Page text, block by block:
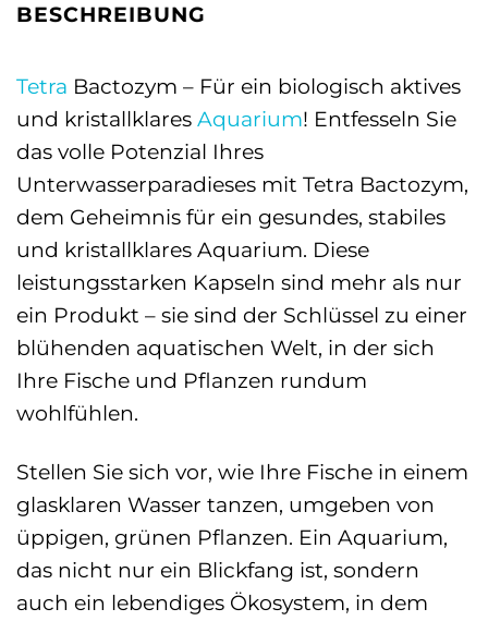
BESCHREIBUNG
Tetra Bactozym – Für ein biologisch aktives
und kristallklares Aquarium! Entfesseln Sie
das volle Potenzial Ihres
Unterwasserparadieses mit Tetra Bactozym,
dem Geheimnis für ein gesundes, stabiles
und kristallklares Aquarium. Diese
leistungsstarken Kapseln sind mehr als nur
ein Produkt – sie sind der Schlüssel zu einer
blühenden aquatischen Welt, in der sich
Ihre Fische und Pflanzen rundum
wohlfühlen.
Stellen Sie sich vor, wie Ihre Fische in einem
glasklaren Wasser tanzen, umgeben von
üppigen, grünen Pflanzen. Ein Aquarium,
das nicht nur ein Blickfang ist, sondern
auch ein lebendiges Ökosystem, in dem